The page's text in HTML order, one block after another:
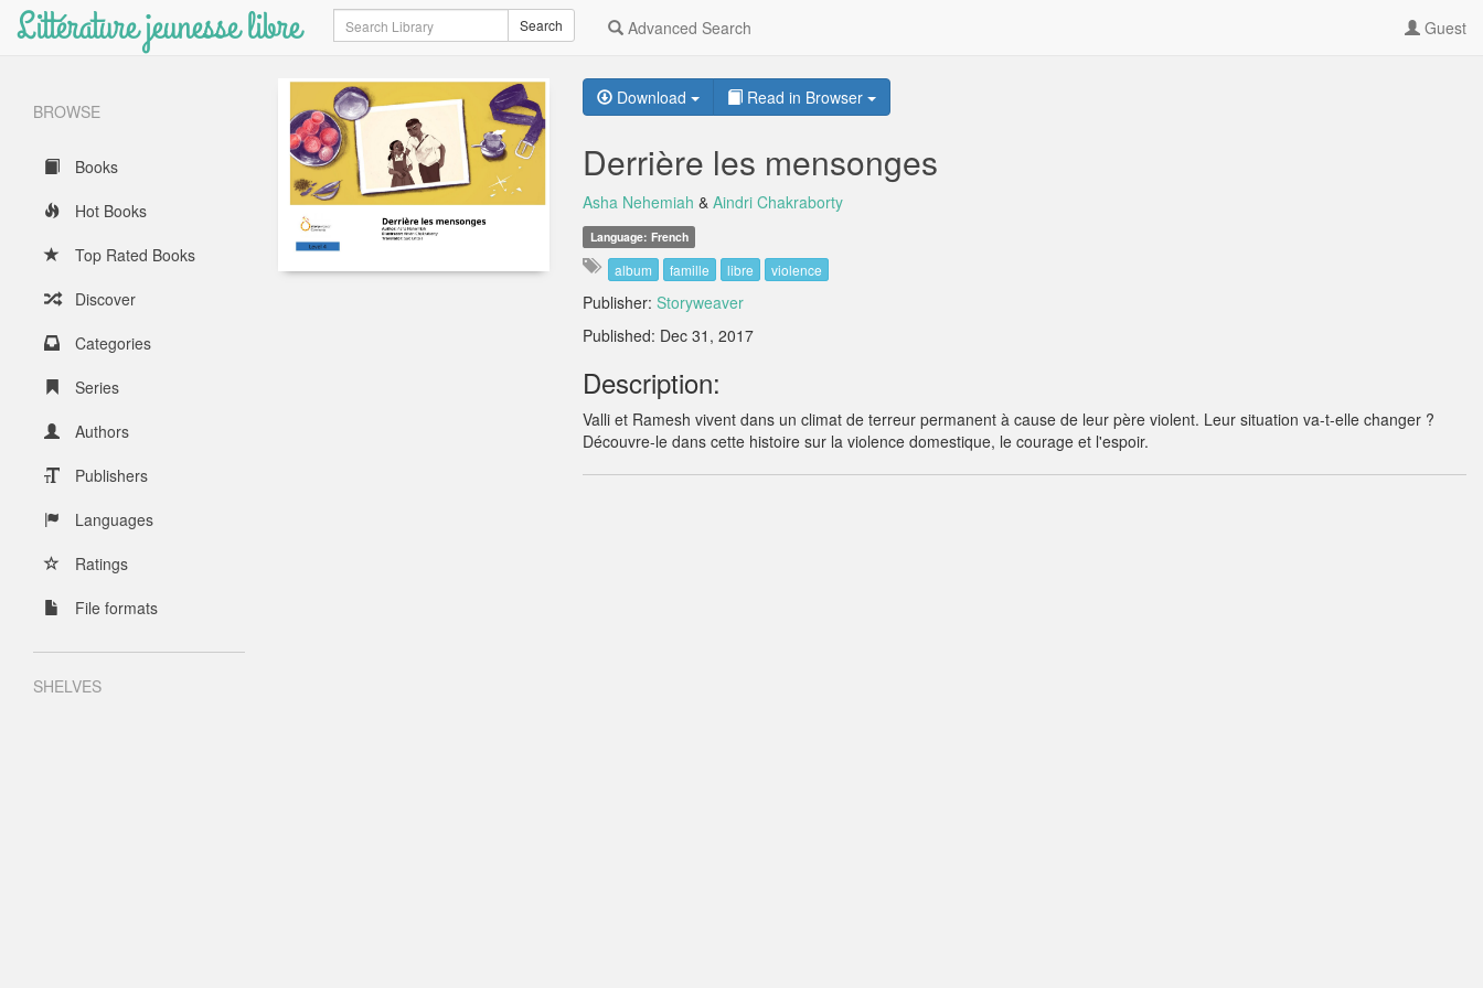
Littérature jeunesse libre Search Search Advanced Search Guest
BROWSE
Books
Hot Books
Top Rated Books
Discover
Categories
Series
Authors
Publishers
Languages
Ratings
File formats
SHELVES
Download Read in Browser
Derrière les mensonges
Asha Nehemiah &Aindri Chakraborty
Language: French
album famille libre violence
Publisher:Storyweaver
Published: Dec 31, 2017
Description:
Valli et Ramesh vivent dans un climat de terreur permanent à cause de leur père violent. Leur situation va-t-elle changer ?
Découvre-le dans cette histoire sur la violence domestique, le courage et l'espoir.